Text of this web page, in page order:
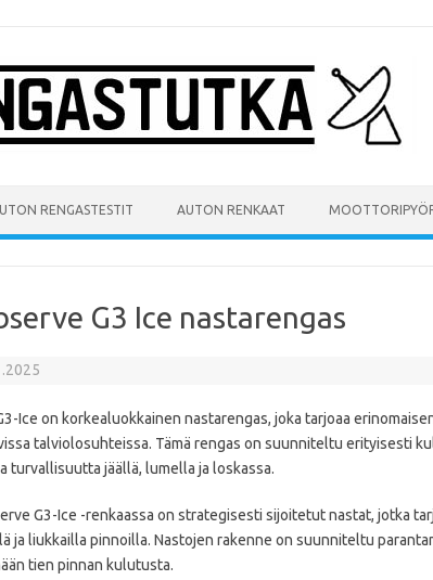
RENGASTESTIT AUTON RENKAAT
G3 Ice nastarengas
Ice on korkealuokkainen nastarengas, joka tarjoaa
talviolosuhteissa. Tämä rengas on suunniteltu erityisesti
turvallisuutta jäällä, lumella ja loskassa.
G3-Ice -renkaassa on strategisesti sijoitetut nastat, jotka
ja liukkailla pinnoilla. Nastojen rakenne on suunniteltu
tien pinnan kulutusta.